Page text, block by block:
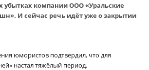
компании ООО «Уральские
И сейчас речь идёт уже о закрытии
юмористов подтвердил, что для
настал тяжёлый период.